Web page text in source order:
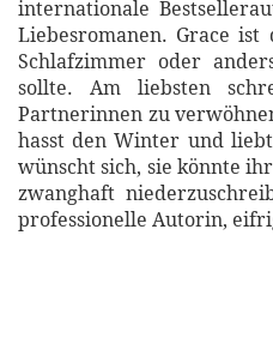
internationale
Liebesromanen. Grace
Schlafzimmer oder
sollte. Am liebsten
Partnerinnen zu
hasst den Winter und
wünscht sich, sie könnte
zwanghaft
professionelle Autorin,